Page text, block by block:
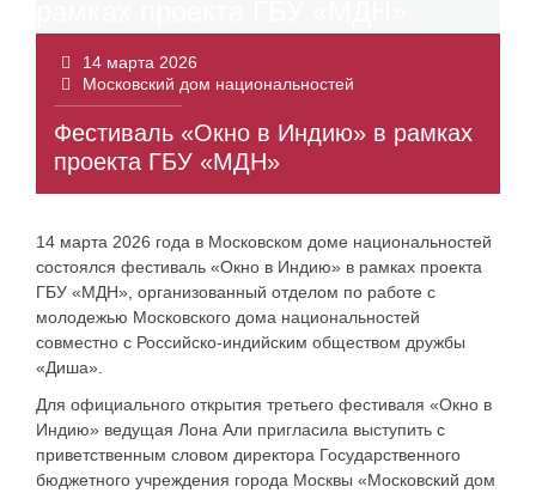
14 марта 2026
Московский дом национальностей
Фестиваль «Окно в Индию» в рамках
проекта ГБУ «МДН»
14 марта 2026 года в Московском доме национальностей
состоялся фестиваль «Окно в Индию» в рамках проекта
ГБУ «МДН», организованный отделом по работе с
молодежью Московского дома национальностей
совместно с Российско-индийским обществом дружбы
«Диша».
Для официального открытия третьего фестиваля «Окно в
Индию» ведущая Лона Али пригласила выступить с
приветственным словом директора Государственного
бюджетного учреждения города Москвы «Московский дом